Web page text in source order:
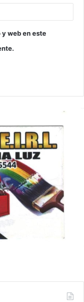
web en este